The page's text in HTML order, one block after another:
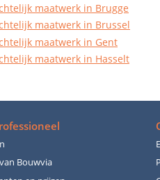
maatwerk in Brugge
maatwerk in Brussel
maatwerk in Gent
maatwerk in Hasselt
Bouwvia